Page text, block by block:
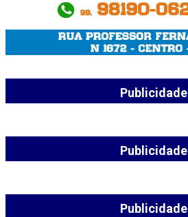
Publicidade
Publicidade
Publicidade